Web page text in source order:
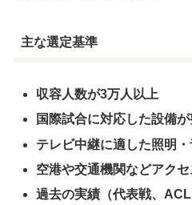
主な選定基準
収容人数が3万人以上
国際試合に対応した設備
テレビ中継に適した照明
空港や交通機関などアク
過去の実績（代表戦、ACL